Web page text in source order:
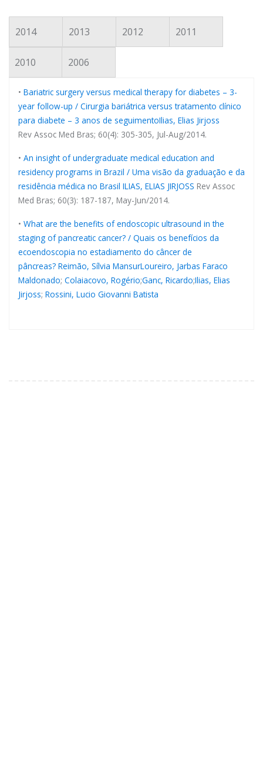
2014 2013 2012 2011
2010 2006
• Bariatric surgery versus medical therapy for diabetes – 3-
year follow-up / Cirurgia bariátrica versus tratamento clínico
para diabete – 3 anos de seguimentoIlias, Elias Jirjoss
Rev Assoc Med Bras; 60(4): 305-305, Jul-Aug/2014.
• An insight of undergraduate medical education and
residency programs in Brazil / Uma visão da graduação e da
residência médica no Brasil ILIAS, ELIAS JIRJOSS Rev Assoc
Med Bras; 60(3): 187-187, May-Jun/2014.
• What are the benefits of endoscopic ultrasound in the
staging of pancreatic cancer? / Quais os benefícios da
ecoendoscopia no estadiamento do câncer de
pâncreas? Reimão, Sílvia MansurLoureiro, Jarbas Faraco
Maldonado; Colaiacovo, Rogério;Ganc, Ricardo;Ilias, Elias
Jirjoss; Rossini, Lucio Giovanni Batista